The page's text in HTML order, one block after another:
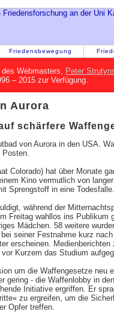
Friedensbewegung
Webmasters, Peter
– 2015 zur Verfügung.
Aurora
schärfere
von Aurora in den USA.
Posten.
Colorado) hat über Monate
Kino vermutlich von
Sprengstoff in eine Todesfalle.
während der
Freitag wahllos ins Publikum
Mädchen. 58 weitere
seiner Festnahme kurz
erscheinen.
Kurzem das Studium
um die Waffengesetze neu
gering - die Waffenlobby in
Initiative ergriffen. Er
zu ergreifen, um die
Opfer treffen.